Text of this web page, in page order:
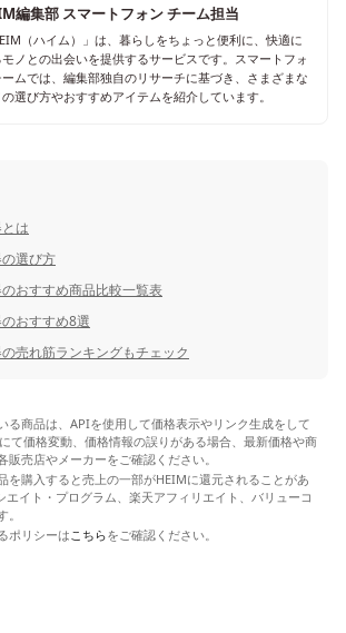
編集部 スマートフォン チーム担当
（ハイム）」は、暮らしをちょっと便利に、快適に
ノとの出会いを提供するサービスです。スマートフォ
ームでは、編集部独自のリサーチに基づき、さまざまな
選び方やおすすめアイテムを紹介しています。
は
選び方
おすすめ商品比較一覧表
おすすめ8選
売れ筋ランキングもチェック
る商品は、APIを使用して価格表示やリンク生成をして
て価格変動、価格情報の誤りがある場合、最新価格や商
販売店やメーカーをご確認ください。
を購入すると売上の一部がHEIMに還元されることがあ
エイト・プログラム、楽天アフィリエイト、バリューコ
ポリシーはこちらをご確認ください。